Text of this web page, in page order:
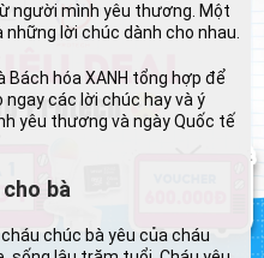
người mình yêu thương. Một
lời chúc dành cho nhau.
hóa XANH tổng hợp để
các lời chúc hay và ý
yêu thương và ngày Quốc tế
bà
chúc bà yêu của cháu